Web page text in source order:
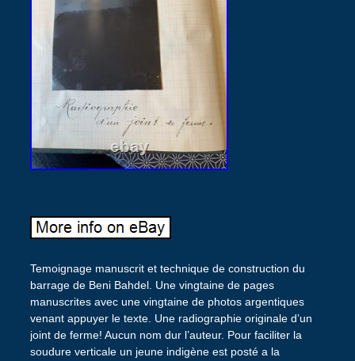
Temoignage manuscrit et technique de construction du
barrage de Beni Bahdel. Une vingtaine de pages
manuscrites avec une vingtaine de photos argentiques
venant appuyer le texte. Une radiographie originale d’un
joint de ferme! Aucun nom dur l’auteur. Pour faciliter la
soudure verticale un jeune indigène est posté a la